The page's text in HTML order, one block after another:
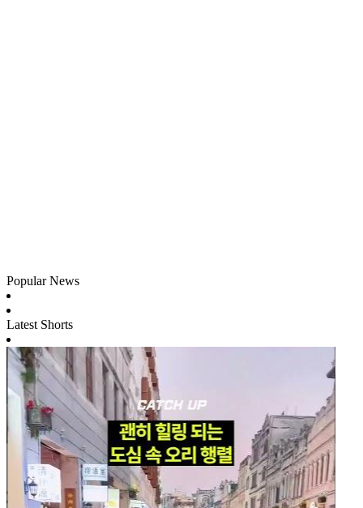
Popular News
Latest Shorts